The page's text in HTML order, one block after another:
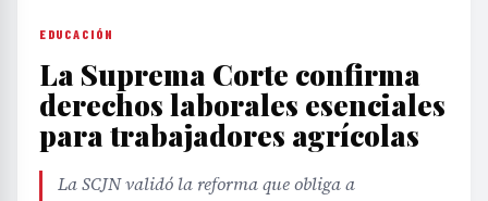
EDUCACIÓN
La Suprema Corte confirma
derechos laborales esenciales
para trabajadores agrícolas
La SCJN validó la reforma que obliga a